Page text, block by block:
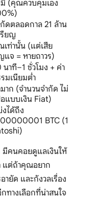
มี (คุณควบคุมเอง
ดตลอดกาล 21 ล้าน
รียญ
เท่านั้น (แต่เสีย
จ = หายถาวร)
นาที–1 ชั่วโมง + ค่า
มเนียมต่ำ
าก (จำนวนจำกัด ไม่
แบบเงิน Fiat)
ได้ถึง
BTC (1
คนคอยดูแลเงินให้
แต่ถ้าคุณอยาก
ยัด และกังวลเรื่อง
ทางเลือกที่น่าสนใจ